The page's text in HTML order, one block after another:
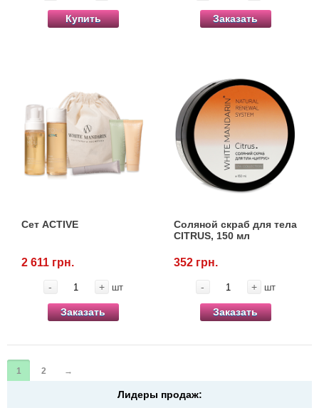
Купить Заказать
Сет ACTIVE
2 611 грн.
- + шт
Заказать
Соляной скраб для тела
CITRUS, 150 мл
352 грн.
- + шт
Заказать
1 2 →
Лидеры продаж: